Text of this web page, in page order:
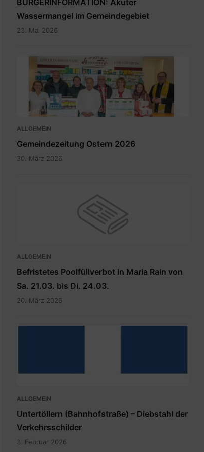
BÜRGERINFORMATION: Akuter
Wassermangel im Gemeindegebiet
23. Mai 2026
April
2026_INT.pdf
ALLGEMEIN
Gemeindezeitung Ostern 2026
30. März 2026
ALLGEMEIN
Befristetes Poolfüllverbot in Maria Rain von
Sa. 21.03. bis Di. 24.03.
20. März 2026
ALLGEMEIN
Untertöllern (Bahnhofstraße) – Diebstahl der
Verkehrsschilder
3. Februar 2026